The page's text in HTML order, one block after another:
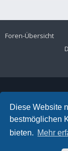
Diese Website
bestmöglichen
bieten. Mehr
Foren-Übersicht